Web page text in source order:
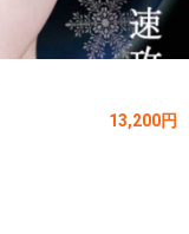
13,200円